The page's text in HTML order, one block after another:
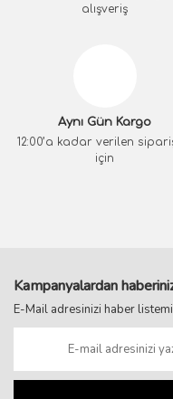
alışveriş
Aynı Gün Kargo
12:00’a kadar verilen
için
Kampanyalardan
E-Mail adresinizi haber